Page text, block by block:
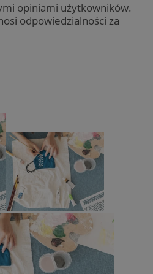
opiniami użytkowników.
odpowiedzialności za